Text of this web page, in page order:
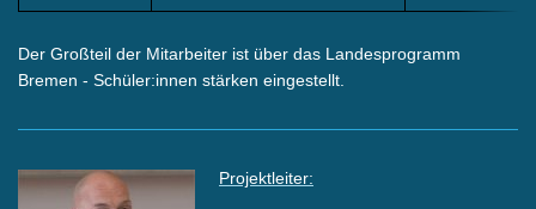
Der Großteil der Mitarbeiter ist über das Landesprogramm
Bremen - Schüler:innen stärken eingestellt.
Projektleiter: